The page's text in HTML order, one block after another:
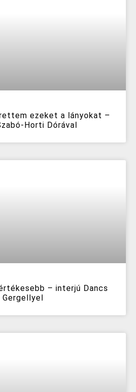
ezeket a lányokat –
Horti Dórával
– interjú Dancs
Gergellyel